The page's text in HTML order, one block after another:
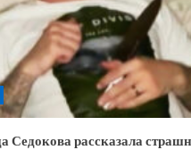
Седокова рассказала